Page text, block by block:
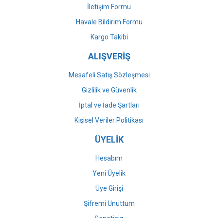
Gönder
İletişim Formu
Havale Bildirim Formu
Kargo Takibi
ALIŞVERİŞ
Mesafeli Satış Sözleşmesi
Gizlilik ve Güvenlik
İptal ve İade Şartları
Kişisel Veriler Politikası
ÜYELİK
Hesabım
Yeni Üyelik
Üye Girişi
Şifremi Unuttum